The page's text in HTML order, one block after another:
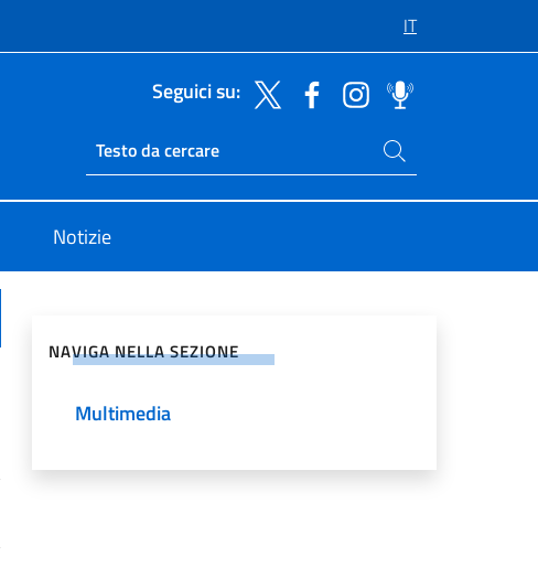
IT
Seguici su:
Ricerca sito live
Cerca nel sito
Notizie
NAVIGA NELLA SEZIONE
Multimedia